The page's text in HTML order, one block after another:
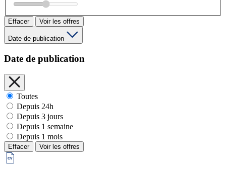
Effacer Voir les offres
Date de publication
Date de publication
Toutes
Depuis 24h
Depuis 3 jours
Depuis 1 semaine
Depuis 1 mois
Effacer Voir les offres